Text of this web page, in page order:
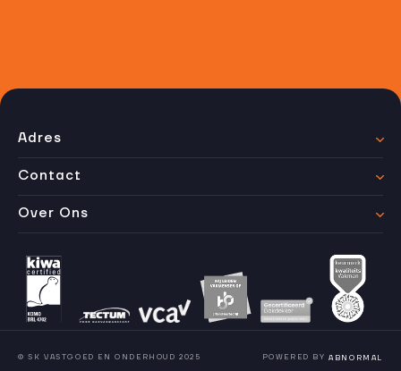
Adres
Contact
Over Ons
© SK VASTGOED EN ONDERHOUD 2025 POWERED BYABNORMAL